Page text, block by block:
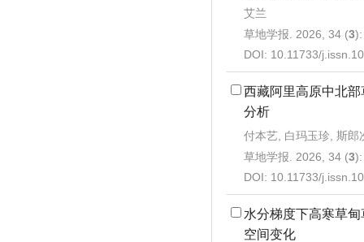
艾兰
草地学报. 2026, 34 (3
DOI: 10.11733/
西藏阿里高原中北
分析
付本艺, 白玛玉珍, 斯郎
草地学报. 2026, 34 (3
DOI: 10.11733/
水分梯度下高寒草
空间变化